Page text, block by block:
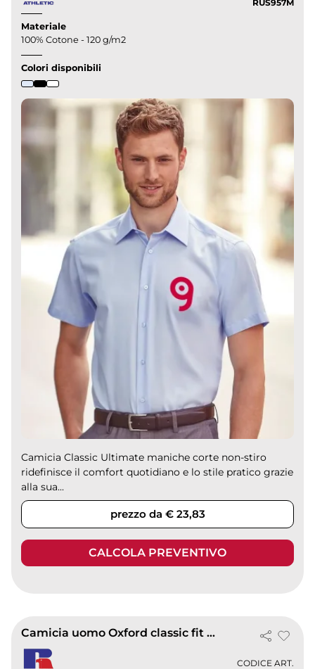
RUS957M
Materiale
100% Cotone - 120 g/m2
Colori disponibili
Camicia Classic Ultimate maniche corte non-stiro
ridefinisce il comfort quotidiano e lo stile pratico grazie
alla sua...
prezzo da € 23,83
CALCOLA PREVENTIVO
Camicia uomo Oxford classic fit manica corta
CODICE ART.